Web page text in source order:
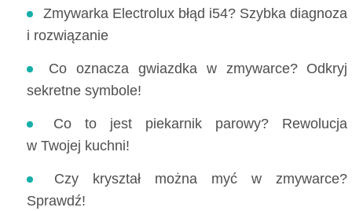
Zmywarka Electrolux błąd i54? Szybka diagnoza
i rozwiązanie
Co oznacza gwiazdka w zmywarce? Odkryj
sekretne symbole!
Co to jest piekarnik parowy? Rewolucja
w Twojej kuchni!
Czy kryształ można myć w zmywarce?
Sprawdź!